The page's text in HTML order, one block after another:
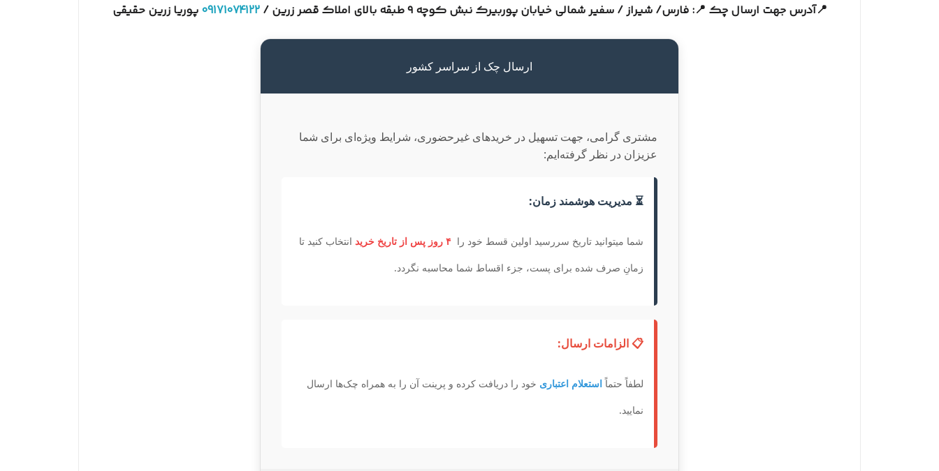
📍آدرس جهت ارسال چک 📍: فارس/ شیراز / سفیر شمالی خیابان پوربیرک نبش کوچه ۹ طبقه بالای املاک قصر زرین / 09171074122 پوریا زرین حقیقی
ارسال چک از سراسر کشور
مشتری گرامی، جهت تسهیل در خریدهای غیرحضوری، شرایط ویژه‌ای برای شما
عزیزان در نظر گرفته‌ایم:
⏳ مدیریت هوشمند زمان:
شما میتوانید تاریخ سررسید اولین قسط خود را ۴ روز پس از تاریخ خرید
انتخاب کنید تا
زمانِ صرف شده برای پست، جزء اقساط شما محاسبه نگردد.
📋 الزامات ارسال:
لطفاً حتماًاستعلام اعتباری خود را دریافت کرده و پرینت آن را به همراه چک‌ها ارسال
نمایید.